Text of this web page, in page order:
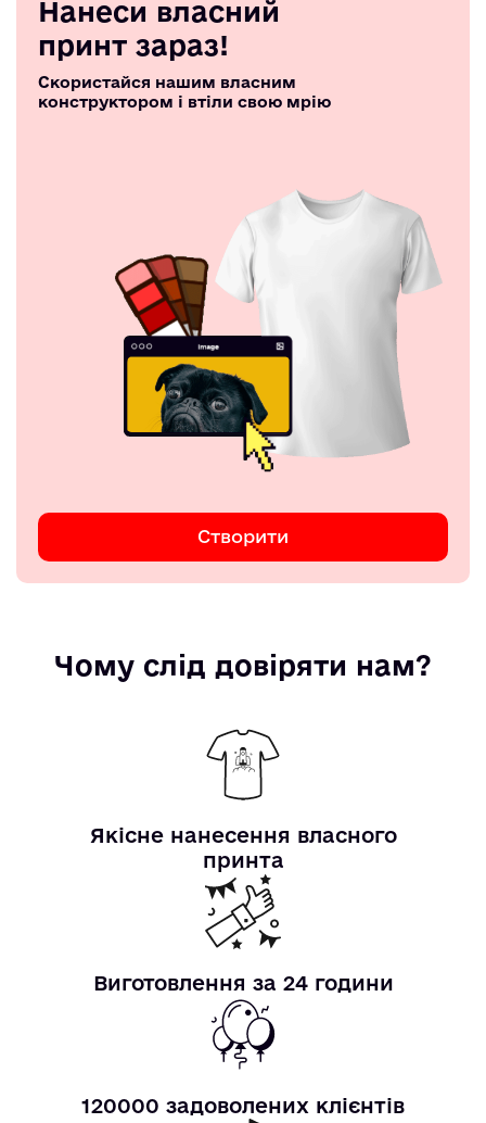
Нанеси власний
принт зараз!
Скористайся нашим власним
конструктором і втіли свою мрію
Створити
Чому слід довіряти нам?
Якісне нанесення власного
принта
Виготовлення за 24 години
120000 задоволених клієнтів